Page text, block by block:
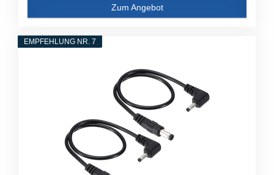
Zum Angebot
EMPFEHLUNG NR. 7